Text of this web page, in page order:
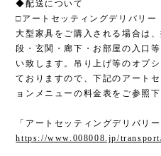
◆配送について
□アートセッティングデリバリー
大型家具をご購入される場合は
段・玄関・廊下・お部屋の入口
い致します。吊り上げ等のオプ
ておりますので、下記のアート
ョンメニューの料金表をご参照下
「アートセッティングデリバリ
https://www.008008.jp/